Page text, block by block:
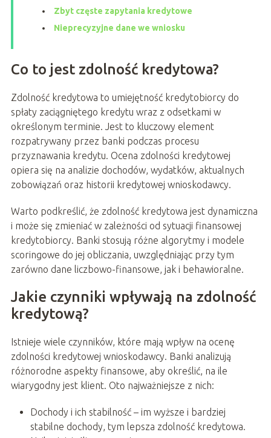
Zbyt częste zapytania kredytowe
Nieprecyzyjne dane we wniosku
Co to jest zdolność kredytowa?
Zdolność kredytowa to umiejętność kredytobiorcy do
spłaty zaciągniętego kredytu wraz z odsetkami w
określonym terminie. Jest to kluczowy element
rozpatrywany przez banki podczas procesu
przyznawania kredytu. Ocena zdolności kredytowej
opiera się na analizie dochodów, wydatków, aktualnych
zobowiązań oraz historii kredytowej wnioskodawcy.
Warto podkreślić, że zdolność kredytowa jest dynamiczna
i może się zmieniać w zależności od sytuacji finansowej
kredytobiorcy. Banki stosują różne algorytmy i modele
scoringowe do jej obliczania, uwzględniając przy tym
zarówno dane liczbowo-finansowe, jak i behawioralne.
Jakie czynniki wpływają na zdolność
kredytową?
Istnieje wiele czynników, które mają wpływ na ocenę
zdolności kredytowej wnioskodawcy. Banki analizują
różnorodne aspekty finansowe, aby określić, na ile
wiarygodny jest klient. Oto najważniejsze z nich:
Dochody i ich stabilność – im wyższe i bardziej
stabilne dochody, tym lepsza zdolność kredytowa.